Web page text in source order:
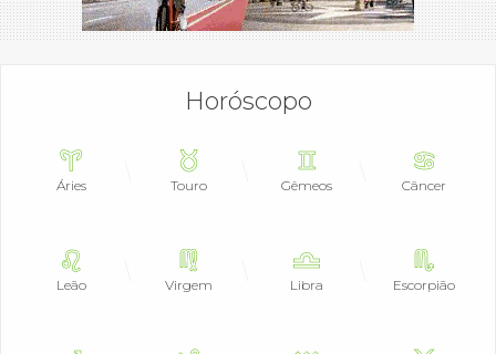
Horóscopo
Áries Touro Gêmeos Câncer
Leão Virgem Libra Escorpião